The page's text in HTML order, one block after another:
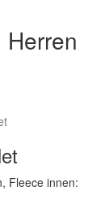
Fleece innen: